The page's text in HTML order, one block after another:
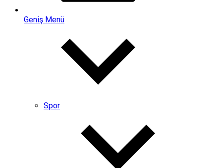
Geniş Menü
Spor